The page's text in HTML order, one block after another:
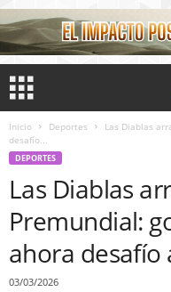
Inicio Deportes
Las Diablas
desafío...
DEPORTES
Las Diablas
Premundial:
ahora desafío
03/03/2026